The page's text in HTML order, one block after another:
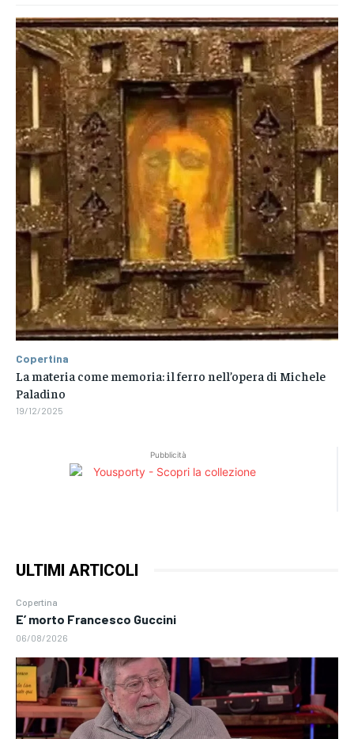
Pubblicità
ULTIMI ARTICOLI
Copertina
E’ morto Francesco Guccini
06/08/2026
Copertina
La materia come memoria: il ferro nell’opera di Michele
Paladino
19/12/2025